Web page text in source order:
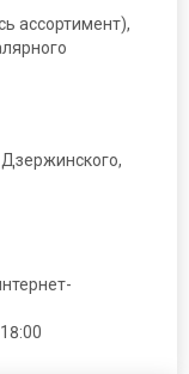
ассортимент),